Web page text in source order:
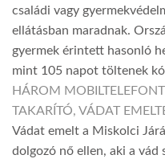
családi vagy
ellátásban maradnak.
gyermek érintett hasonló
mint 105 napot töltenek
HÁROM
TAKARÍTÓ, VÁDAT
Vádat emelt a Miskolci
dolgozó nő ellen, aki a vád